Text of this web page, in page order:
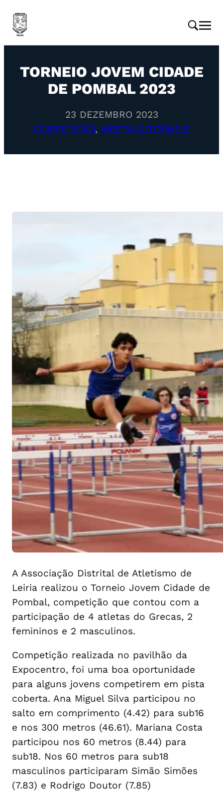
TORNEIO JOVEM CIDADE
DE POMBAL 2023
23 DEZEMBRO 2023
COMPETIÇÃO, MEETING/TORNEIO
A Associação Distrital de Atletismo de
Leiria realizou o Torneio Jovem Cidade de
Pombal, competição que contou com a
participação de 4 atletas do Grecas, 2
femininos e 2 masculinos.
Competição realizada no pavilhão da
Expocentro, foi uma boa oportunidade
para alguns jovens competirem em pista
coberta. Ana Miguel Silva participou no
salto em comprimento (4.42) para sub16
e nos 300 metros (46.61). Mariana Costa
participou nos 60 metros (8.44) para
sub18. Nos 60 metros para sub18
masculinos participaram Simão Simões
(7.83) e Rodrigo Doutor (7.85)